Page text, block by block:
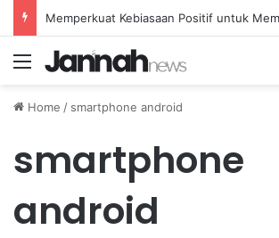
Menu
Home / smartphone android
smartphone
android